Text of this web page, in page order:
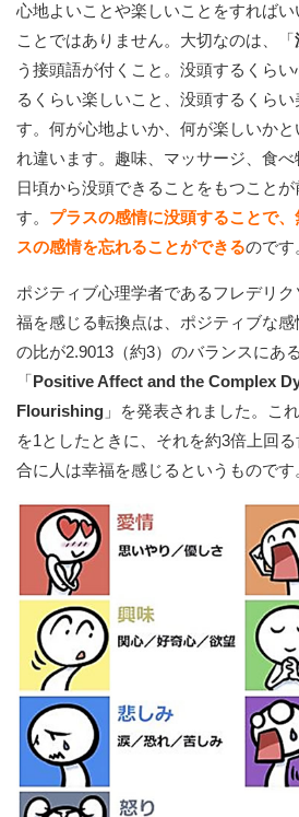
心地よいことや楽しいことをすれば
ことではありません。大切なのは、「
う接頭語が付くこと。没頭するくら
るくらい楽しいこと、没頭するくら
す。何が心地よいか、何が楽しいか
れ違います。趣味、マッサージ、食べ
日頃から没頭できることをもつこと
す。 プラスの感情に没頭することで
スの感情を忘れることができるのです
ポジティブ心理学者であるフレデリ
福を感じる転換点は、ポジティブな
の比が2.9013（約3）のバランスにあ
「Positive Affect and the Complex
Flourishing 」を発表されました。こ
を1としたときに、それを約3倍上回
合に人は幸福を感じるというものです